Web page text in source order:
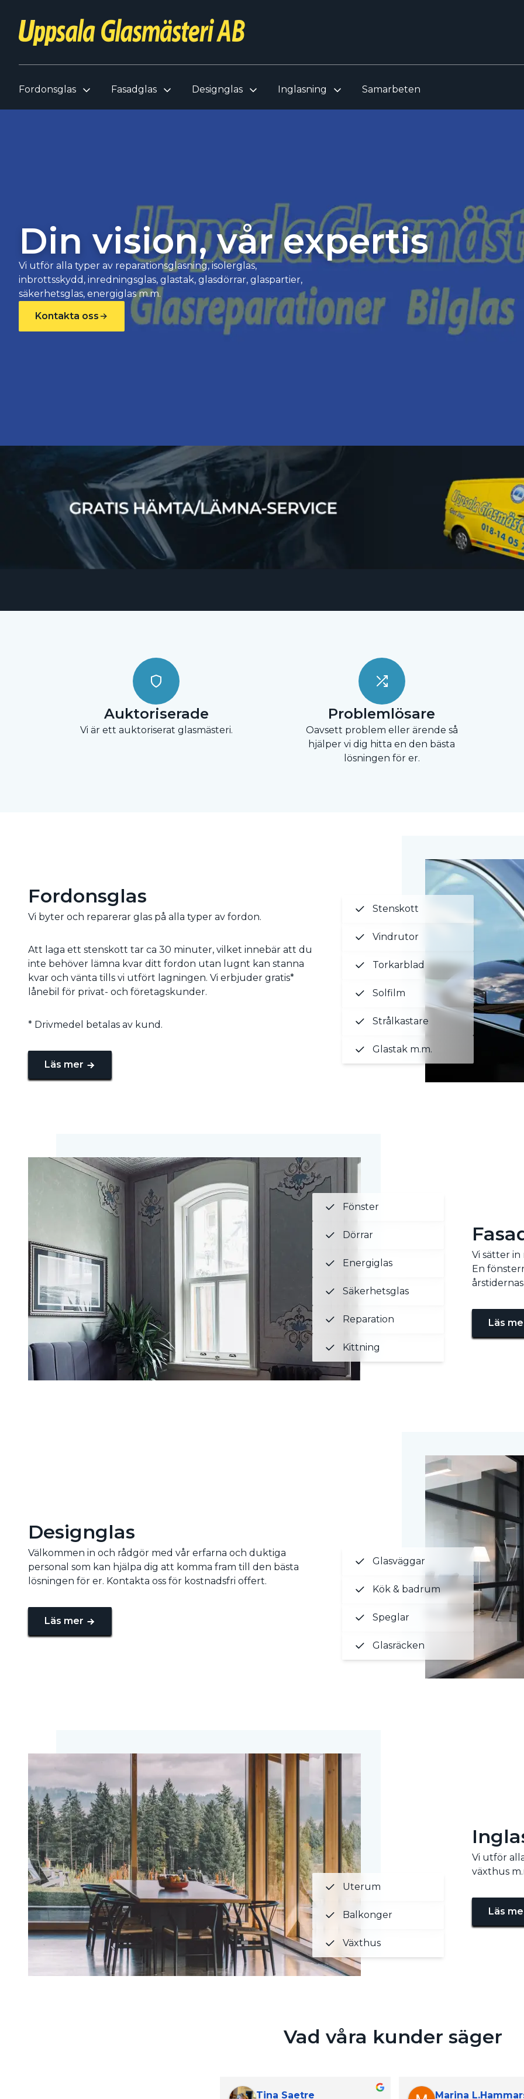
Fordonsglas Fasadglas Designglas Inglasning Samarbeten
Din vision, vår expertis
Vi utför alla typer av reparationsglasning, isolerglas,
inbrottsskydd, inredningsglas, glastak, glasdörrar, glaspartier,
säkerhetsglas, energiglas m.m.
Kontakta oss
Auktoriserade
Vi är ett auktoriserat glasmästeri.
Problemlösare
Oavsett problem eller ärende så
hjälper vi dig hitta en den bästa
lösningen för er.
Fordonsglas
Vi byter och reparerar glas på alla typer av fordon.
Att laga ett stenskott tar ca 30 minuter, vilket innebär att du
inte behöver lämna kvar ditt fordon utan lugnt kan stanna
kvar och vänta tills vi utfört lagningen. Vi erbjuder gratis*
lånebil för privat- och företagskunder.
* Drivmedel betalas av kund.
Läs mer
Stenskott
Vindrutor
Torkarblad
Solfilm
Strålkastare
Glastak m.m.
Vi sätter
En
Läs
Fönster
Dörrar
Energiglas
Säkerhetsglas
Reparation
Kittning
Designglas
Välkommen in och rådgör med vår erfarna och duktiga
personal som kan hjälpa dig att komma fram till den bästa
lösningen för er. Kontakta oss för kostnadsfri offert.
Läs mer
Glasväggar
Kök & badrum
Speglar
Glasräcken
Vi utför
växthus
Läs
Uterum
Balkonger
Växthus
Vad våra kunder säger
Marina L.Hammarström hanna löfgren